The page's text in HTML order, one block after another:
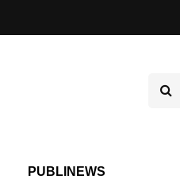
PUBLINEWS